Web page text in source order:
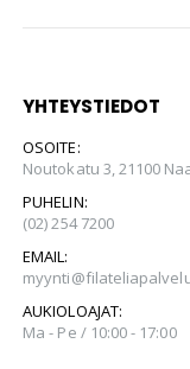
YHTEYSTIEDOT
OSOITE:
Noutokatu 3, 21100
PUHELIN:
(02) 254 7200
EMAIL:
AUKIOLOAJAT:
Ma - Pe / 10:00 - 17:00